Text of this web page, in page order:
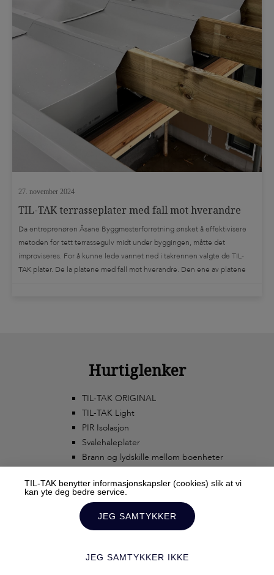
27. november 2024
TIL-TAK terrasseplater med fall mot hverandre
Da entreprenøren Åsane Byggmesterforretning ønsket å effektivisere
metoden for tett terrassegulv midt under byggingen, måtte det
improviseres. For å kunne lede vannet ned i takrennen valgte de TIL-
TAK plater. De la platene med fall mot hverandre. Den ene av platene
Hurtiglenker
TIL-TAK ORIGINAL
TIL-TAK Light
PIR Isolasjon
Svalehaleplater
Brann og lydskille mellom boenheter
© 2020 TIL-TAK AS ALL RIGHTS RESERVED TERMS AND CONDITIONS
TIL-TAK benytter informasjonskapsler (cookies) slik at vi
kan yte deg bedre service.
JEG SAMTYKKER
JEG SAMTYKKER IKKE